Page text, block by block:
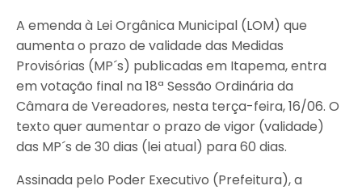
A emenda à Lei Orgânica Municipal (LOM) que
aumenta o prazo de validade das Medidas
Provisórias (MP´s) publicadas em Itapema, entra
em votação final na 18ª Sessão Ordinária da
Câmara de Vereadores, nesta terça-feira, 16/06. O
texto quer aumentar o prazo de vigor (validade)
das MP´s de 30 dias (lei atual) para 60 dias.
Assinada pelo Poder Executivo (Prefeitura), a